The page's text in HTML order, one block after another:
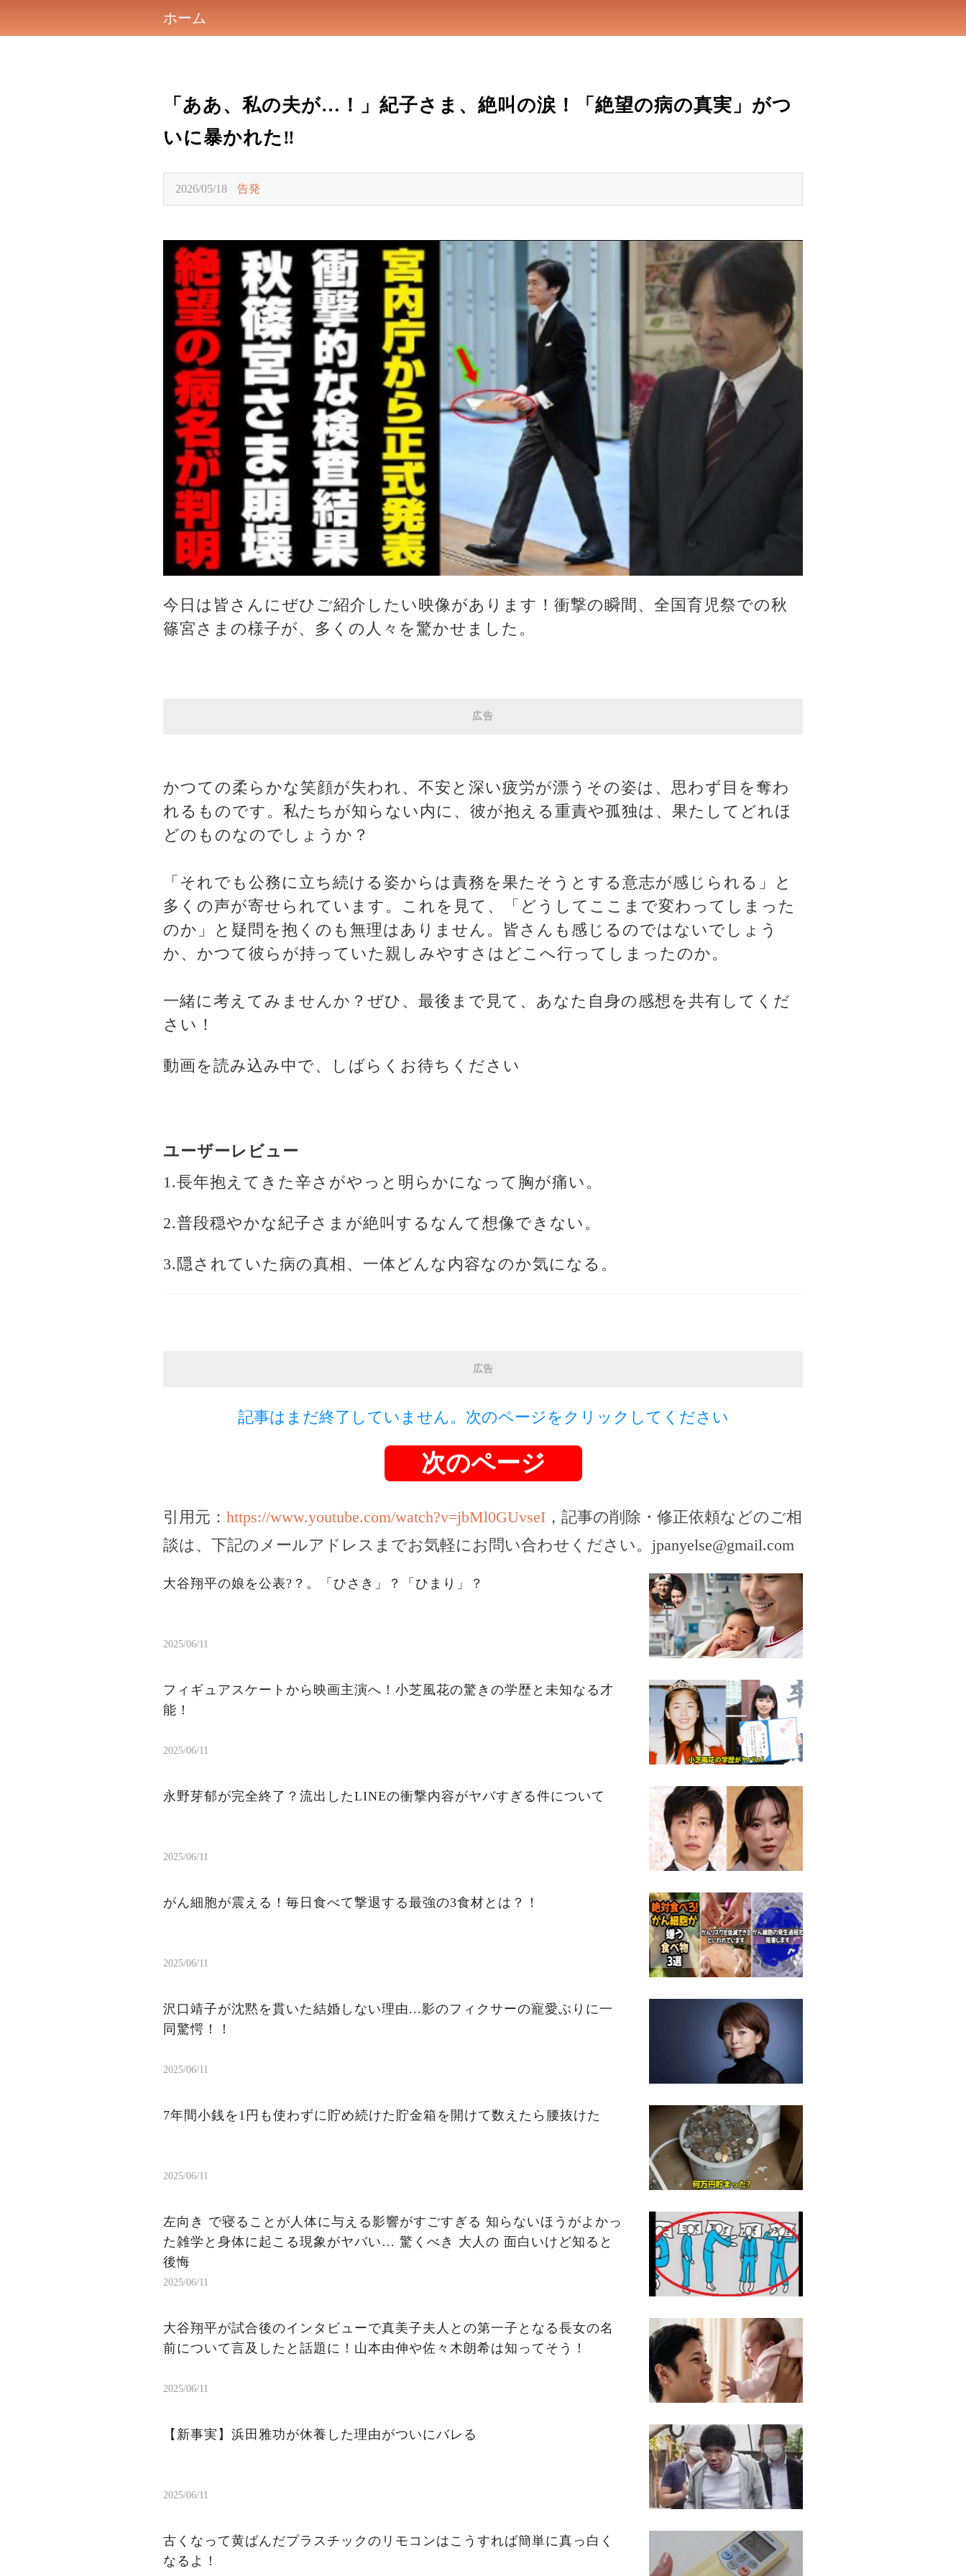
ホーム
「ああ、私の夫が…！」紀子さま、絶叫の涙！「絶望の病の真実」がつ
いに暴かれた‼
2026/05/18 告発
今日は皆さんにぜひご紹介したい映像があります！衝撃の瞬間、全国育児祭での秋
篠宮さまの様子が、多くの人々を驚かせました。
広告
かつての柔らかな笑顔が失われ、不安と深い疲労が漂うその姿は、思わず目を奪わ
れるものです。私たちが知らない内に、彼が抱える重責や孤独は、果たしてどれほ
どのものなのでしょうか？
「それでも公務に立ち続ける姿からは責務を果たそうとする意志が感じられる」と
多くの声が寄せられています。これを見て、「どうしてここまで変わってしまった
のか」と疑問を抱くのも無理はありません。皆さんも感じるのではないでしょう
か、かつて彼らが持っていた親しみやすさはどこへ行ってしまったのか。
一緒に考えてみませんか？ぜひ、最後まで見て、あなた自身の感想を共有してくだ
さい！
動画を読み込み中で、しばらくお待ちください
ユーザーレビュー
1.長年抱えてきた辛さがやっと明らかになって胸が痛い。
2.普段穏やかな紀子さまが絶叫するなんて想像できない。
3.隠されていた病の真相、一体どんな内容なのか気になる。
広告
記事はまだ終了していません。次のページをクリックしてください
次のページ
引用元： https://www.youtube.com/watch?v=jbMl0GUvseI ，記事の削除・修正依頼などのご相
談は、下記のメールアドレスまでお気軽にお問い合わせください。 jpanyelse@gmail.com
大谷翔平の娘を公表?？。「ひさき」？「ひまり」？
2025/06/11
フィギュアスケートから映画主演へ！小芝風花の驚きの学歴と未知なる才
能！
2025/06/11
永野芽郁が完全終了？流出したLINEの衝撃内容がヤバすぎる件について
2025/06/11
がん細胞が震える！毎日食べて撃退する最強の3食材とは？！
2025/06/11
沢口靖子が沈黙を貫いた結婚しない理由...影のフィクサーの寵愛ぶりに一
同驚愕！！
2025/06/11
7年間小銭を1円も使わずに貯め続けた貯金箱を開けて数えたら腰抜けた
2025/06/11
左向き で寝ることが人体に与える影響がすごすぎる 知らないほうがよかっ
た雑学と身体に起こる現象がヤバい… 驚くべき 大人の 面白いけど知ると
後悔
2025/06/11
大谷翔平が試合後のインタビューで真美子夫人との第一子となる長女の名
前について言及したと話題に！山本由伸や佐々木朗希は知ってそう！
2025/06/11
【新事実】浜田雅功が休養した理由がついにバレる
2025/06/11
古くなって黄ばんだプラスチックのリモコンはこうすれば簡単に真っ白く
なるよ！